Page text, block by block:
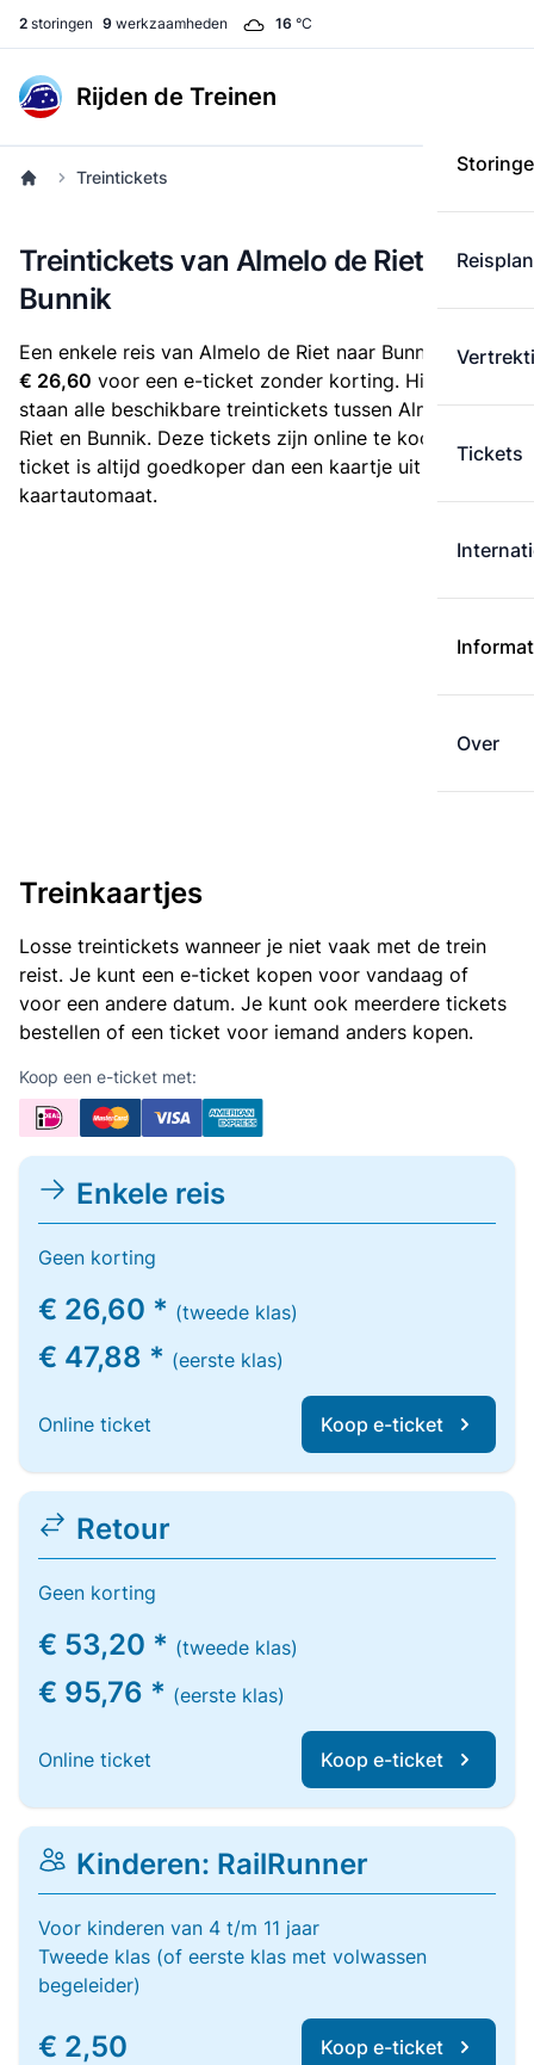
2 storingen 9 werkzaamheden 16 °C
Rijden de Treinen
Tickets
Over
Treintickets
Treintickets van Almelo de Riet naar
Bunnik
Een enkele reis van Almelo de Riet naar Bunnik kost
€ 26,60 voor een e-ticket zonder korting. Hieronder
staan alle beschikbare treintickets tussen Almelo de
Riet en Bunnik. Deze tickets zijn online te koop. Een e-
ticket is altijd goedkoper dan een kaartje uit de
kaartautomaat.
Treinkaartjes
Losse treintickets wanneer je niet vaak met de trein
reist. Je kunt een e-ticket kopen voor vandaag of
voor een andere datum. Je kunt ook meerdere tickets
bestellen of een ticket voor iemand anders kopen.
Koop een e-ticket met:
Enkele reis
Geen korting
€ 26,60 * (tweede klas)
€ 47,88 * (eerste klas)
Online ticket Koop e-ticket
Retour
Geen korting
€ 53,20 * (tweede klas)
€ 95,76 * (eerste klas)
Online ticket Koop e-ticket
Kinderen: RailRunner
Voor kinderen van 4 t/m 11 jaar
Tweede klas (of eerste klas met volwassen
begeleider)
€ 2,50 Koop e-ticket